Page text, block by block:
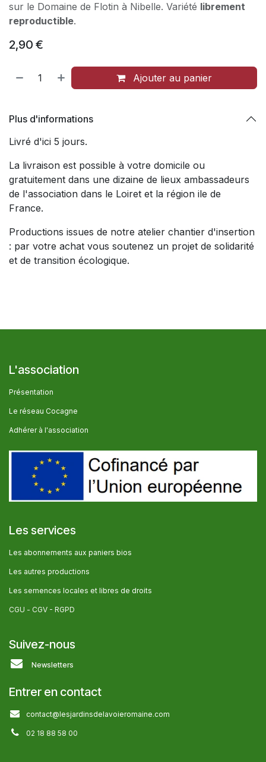
sur le Domaine de Flotin à Nibelle. Variété librement
reproductible.
2,90 €
Ajouter au panier
Plus d'informations
Livré d'ici 5 jours.
La livraison est possible à votre domicile ou
gratuitement dans une dizaine de lieux ambassadeurs
de l'association dans le Loiret et la région ile de
France.
Productions issues de notre atelier chantier d'insertion
: par votre achat vous soutenez un projet de solidarité
et de transition écologique.
L'association
Présentation
Le réseau Cocagne
Adhérer à l'association
Les services
Les abonnem​ents aux paniers bios
Les autres producti​ons
Les semences locales et libres de droits
CGU - CGV - RGPD
Suivez-nous
Newsletters
Entrer en contact
contact@lesjardinsdelavoieromaine.com
02 18 88 58 00